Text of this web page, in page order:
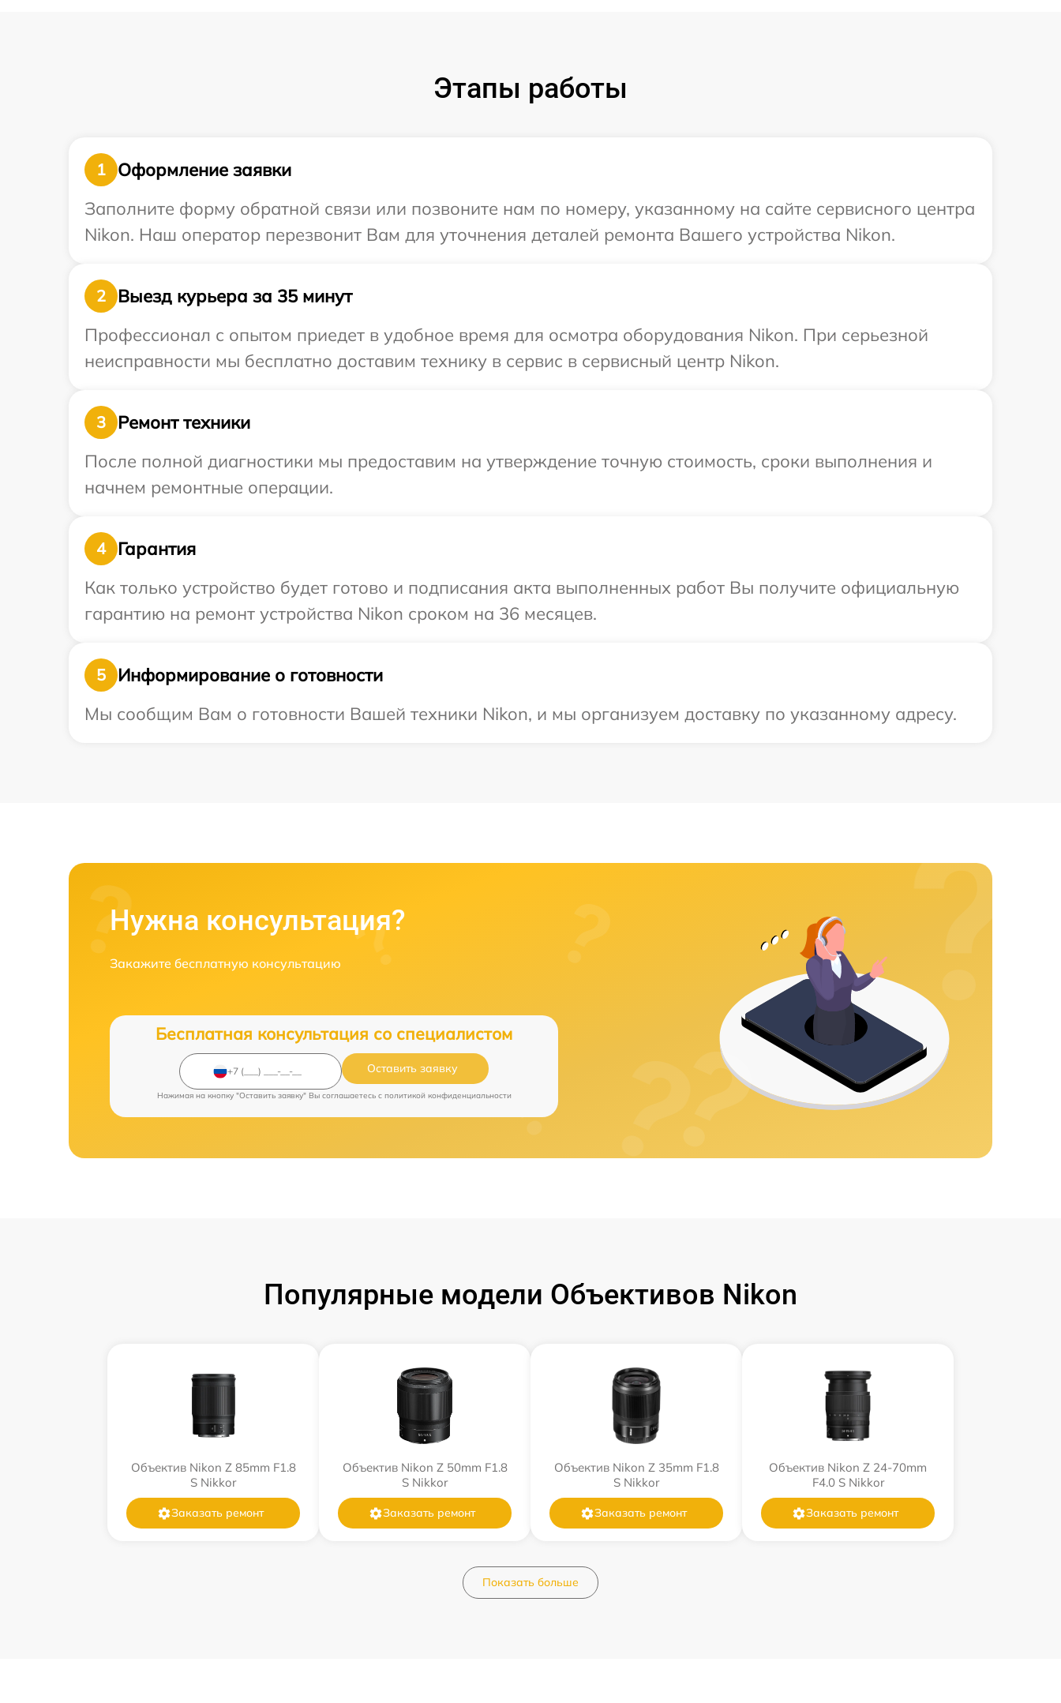
Этапы работы
1
Оформление заявки
Заполните форму обратной связи или позвоните нам по номеру, указанному на сайте сервисного центра
Nikon. Наш оператор перезвонит Вам для уточнения деталей ремонта Вашего устройства Nikon.
2
Выезд курьера за 35 минут
Профессионал с опытом приедет в удобное время для осмотра оборудования Nikon. При серьезной
неисправности мы бесплатно доставим технику в сервис в сервисный центр Nikon.
3
Ремонт техники
После полной диагностики мы предоставим на утверждение точную стоимость, сроки выполнения и
начнем ремонтные операции.
4
Гарантия
Как только устройство будет готово и подписания акта выполненных работ Вы получите официальную
гарантию на ремонт устройства Nikon сроком на 36 месяцев.
5
Информирование о готовности
Мы сообщим Вам о готовности Вашей техники Nikon, и мы организуем доставку по указанному адресу.
Нужна консультация?
Закажите бесплатную консультацию
Бесплатная консультация со специалистом
Оставить заявку
Нажимая на кнопку "Оставить заявку" Вы соглашаетесь c политикой конфиденциальности
Популярные модели Объективов Nikon
Объектив Nikon Z 85mm F1.8
S Nikkor
Заказать ремонт
Объектив Nikon Z 50mm F1.8
S Nikkor
Заказать ремонт
Объектив Nikon Z 35mm F1.8
S Nikkor
Заказать ремонт
Объектив Nikon Z 24-70mm
F4.0 S Nikkor
Заказать ремонт
Показать больше